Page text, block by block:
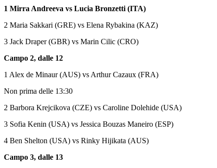
1 Mirra Andreeva vs Lucia Bronzetti (ITA)
2 Maria Sakkari (GRE) vs Elena Rybakina (KAZ)
3 Jack Draper (GBR) vs Marin Cilic (CRO)
Campo 2, dalle 12
1 Alex de Minaur (AUS) vs Arthur Cazaux (FRA)
Non prima delle 13:30
2 Barbora Krejcikova (CZE) vs Caroline Dolehide (USA)
3 Sofia Kenin (USA) vs Jessica Bouzas Maneiro (ESP)
4 Ben Shelton (USA) vs Rinky Hijikata (AUS)
Campo 3, dalle 13